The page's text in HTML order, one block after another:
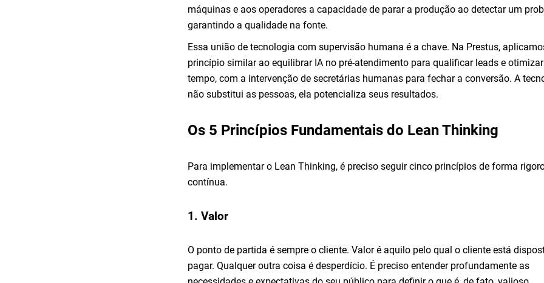
máquinas e aos operadores a capacidade de parar a produção ao detectar um
garantindo a qualidade na fonte.
Essa união de tecnologia com supervisão humana é a chave. Na Prestus,
princípio similar ao equilibrar IA no pré-atendimento para qualificar leads e
tempo, com a intervenção de secretárias humanas para fechar a conversão. A
não substitui as pessoas, ela potencializa seus resultados.
Os 5 Princípios Fundamentais do Lean Thinking
Para implementar o Lean Thinking, é preciso seguir cinco princípios de forma
contínua.
1. Valor
O ponto de partida é sempre o cliente. Valor é aquilo pelo qual o cliente está
pagar. Qualquer outra coisa é desperdício. É preciso entender profundamente as